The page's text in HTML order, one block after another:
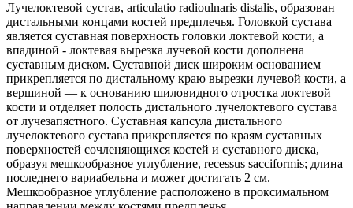
Лучелоктевой сустав, articulatio radioulnaris distalis, образован
дистальными концами костей предплечья. Головкой сустава
является суставная поверхность головки локтевой кости, а
впадиной - локтевая вырезка лучевой кости дополнена
суставным диском. Суставной диск широким основанием
прикрепляется по дистальному краю вырезки лучевой кости, а
вершиной — к основанию шиловидного отростка локтевой
кости и отделяет полость дистального лучелоктевого сустава
от лучезапястного. Суставная капсула дистального
лучелоктевого сустава прикрепляется по краям суставных
поверхностей сочленяющихся костей и суставного диска,
образуя мешкообразное углубление, recessus sacciformis; длина
последнего вариабельна и может достигать 2 см.
Мешкообразное углубление расположено в проксимальном